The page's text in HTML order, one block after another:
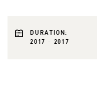
DURATION:
2017 - 2017